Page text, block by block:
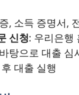
, 소득 증명서,
신청: 우리은행
탕으로 대출 심
대출 실행